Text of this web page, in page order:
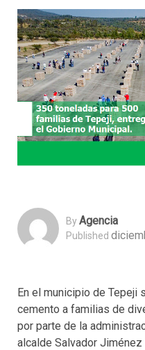
ByAgencia
Published
En el municipio de Tepeji
cemento a familias de
por parte de la
alcalde Salvador